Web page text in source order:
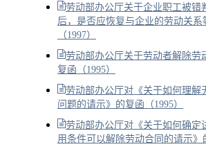
劳动部办公厅关于企业职工被错
后，是否应恢复与企业的劳动关系
（1997）
劳动部办公厅关于劳动者解除劳
复函（1995）
劳动部办公厅对《关于如何理解
问题的请示》的复函（1995）
劳动部办公厅对《关于如何确定
用条件可以解除劳动合同的请示》